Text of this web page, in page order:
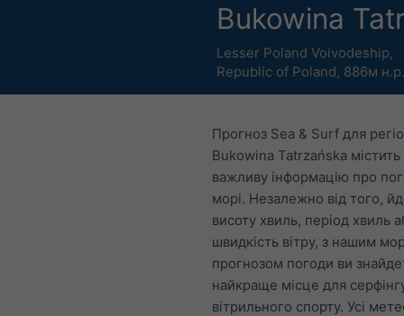
Bukowina
Lesser Poland Voivodeship,
Republic of Poland, 886м
Прогноз Sea & Surf для
Bukowina Tatrzańska
важливу інформацію про
морі. Незалежно від того,
висоту хвиль, період хвиль
швидкість вітру, з нашим
прогнозом погоди ви
найкраще місце для
вітрильного спорту. Усі